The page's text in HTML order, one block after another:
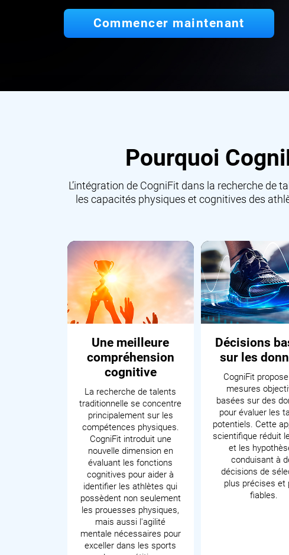
Commencer maintenant
Pourquoi
L’intégration de CogniFit dans la recherche de
les capacités physiques et cognitives des
Une meilleure
compréhension
cognitive
La recherche de talents
traditionnelle se concentre
principalement sur les
compétences physiques.
CogniFit introduit une
nouvelle dimension en
évaluant les fonctions
cognitives pour aider à
identifier les athlètes qui
possèdent non seulement
les prouesses physiques,
mais aussi l'agilité
mentale nécessaires pour
exceller dans les sports
Décisions
sur les
CogniFit
mesures
basées sur des
pour évaluer les
potentiels. Cette
scientifique réduit
et les
conduisant à
décisions de
plus précises et
fiables.